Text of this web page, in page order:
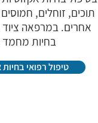
תוכים, זוחלים, חמוסים
אחרים. במרפאה ציוד
בחיות מחמד